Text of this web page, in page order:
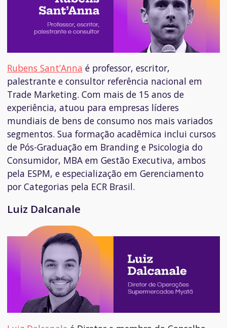
Rubens Sant’Anna é professor, escritor,
palestrante e consultor referência nacional em
Trade Marketing. Com mais de 15 anos de
experiência, atuou para empresas líderes
mundiais de bens de consumo nos mais variados
segmentos. Sua formação acadêmica inclui cursos
de Pós-Graduação em Branding e Psicologia do
Consumidor, MBA em Gestão Executiva, ambos
pela ESPM, e especialização em Gerenciamento
por Categorias pela ECR Brasil.
Luiz Dalcanale